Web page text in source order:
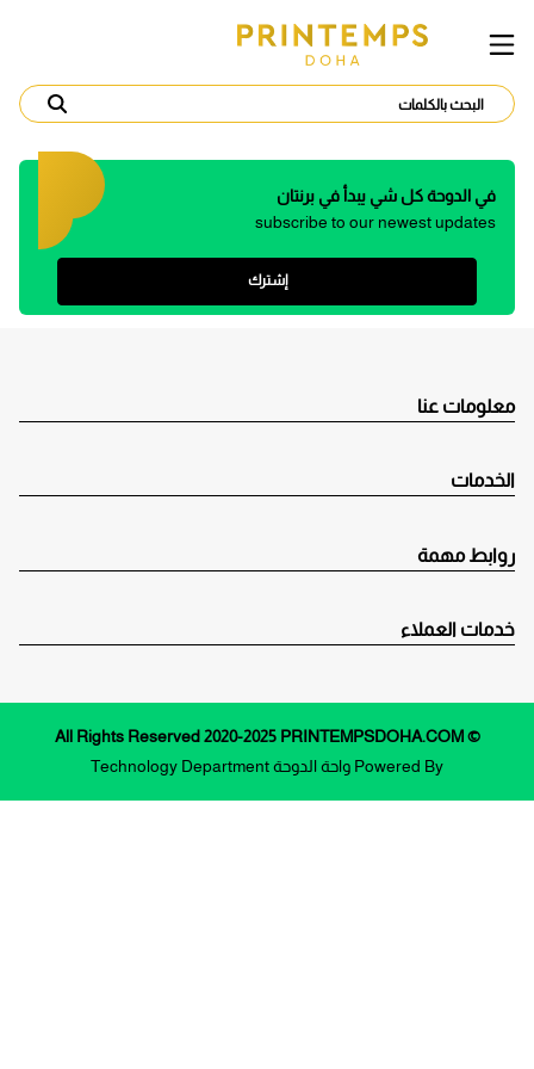
في الدوحة كل شي يبدأ في برنتان
subscribe to our newest updates
إشترك
معلومات عنا
الخدمات
روابط مهمة
خدمات العملاء
© All Rights Reserved 2020-2025 PRINTEMPSDOHA.COM
Powered By واحة الدوحة